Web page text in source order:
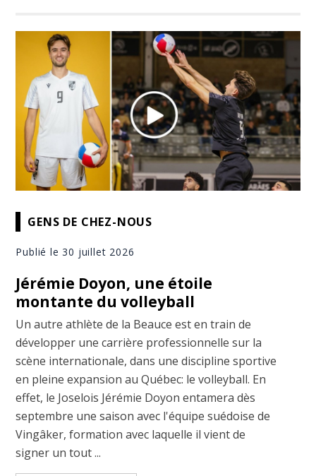
GENS DE CHEZ-NOUS
Publié le 30 juillet 2026
Jérémie Doyon, une étoile
montante du volleyball
Un autre athlète de la Beauce est en train de
développer une carrière professionnelle sur la
scène internationale, dans une discipline sportive
en pleine expansion au Québec: le volleyball. En
effet, le Joselois Jérémie Doyon entamera dès
septembre une saison avec l'équipe suédoise de
Vingâker, formation avec laquelle il vient de
signer un tout ...